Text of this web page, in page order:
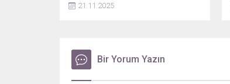
ediyor. Yarışmaya günler kala spor
21.11.2025
Bir Yorum Yazın